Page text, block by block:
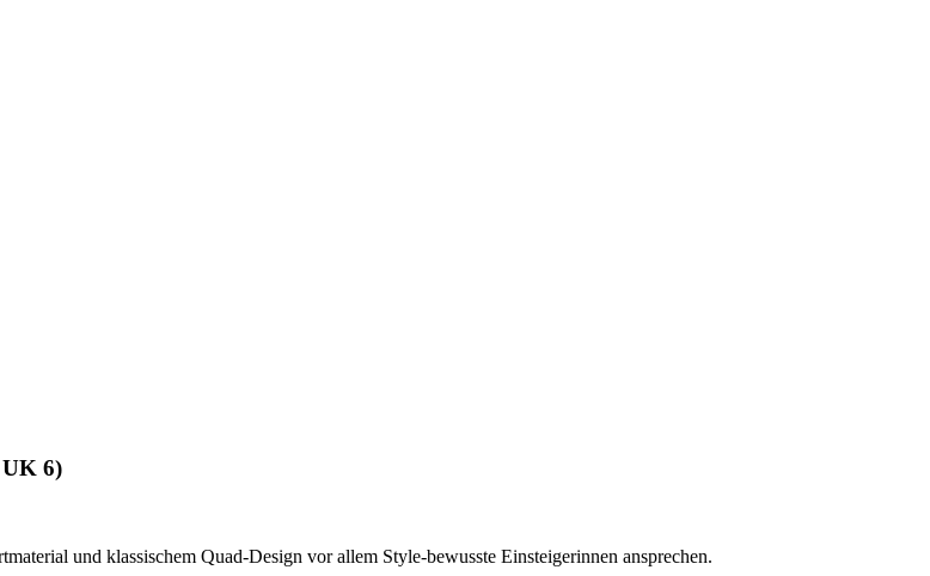
6)
und klassischem Quad-Design vor allem Style-bewusste Einsteigerinnen ansprechen.